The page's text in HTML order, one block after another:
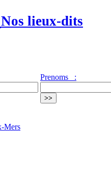
Nos lieux-dits
Prenoms :
Mers